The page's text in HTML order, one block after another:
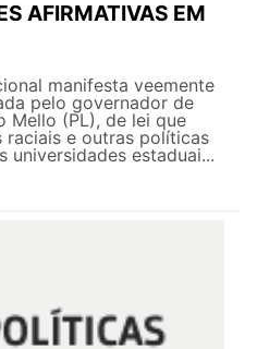
AFIRMATIVAS EM
manifesta veemente
pelo governador de
Mello (PL), de lei que
e outras políticas
universidades estaduai...